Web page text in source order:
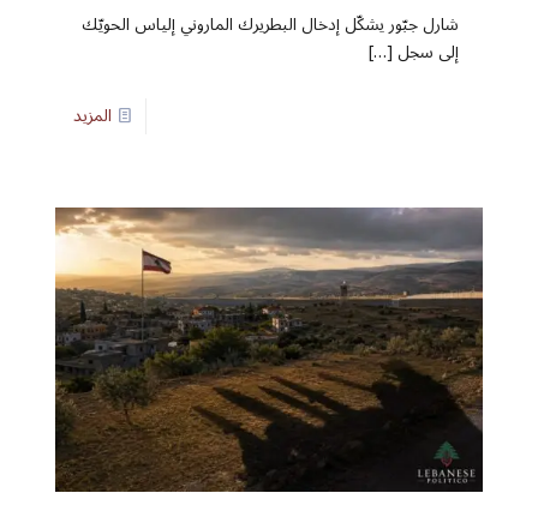
شارل جبّور يشكّل إدخال البطريرك الماروني إلياس الحويّك
إلى سجل[…]
المزيد